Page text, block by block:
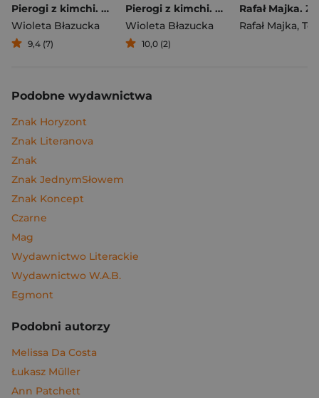
Pierogi z kimchi. Moje ulubione azjatyckie przepisy
Wioleta Błazucka
9,4 (7)
Pierogi z kimchi. Moje ulubione azjatyckie przepisy - książka z autografem
Wioleta Błazucka
10,0 (2)
Rafał Majka,
Podobne wydawnictwa
Znak Horyzont
Znak Literanova
Znak
Znak JednymSłowem
Znak Koncept
Czarne
Mag
Wydawnictwo Literackie
Wydawnictwo W.A.B.
Egmont
Podobni autorzy
Melissa Da Costa
Łukasz Müller
Ann Patchett